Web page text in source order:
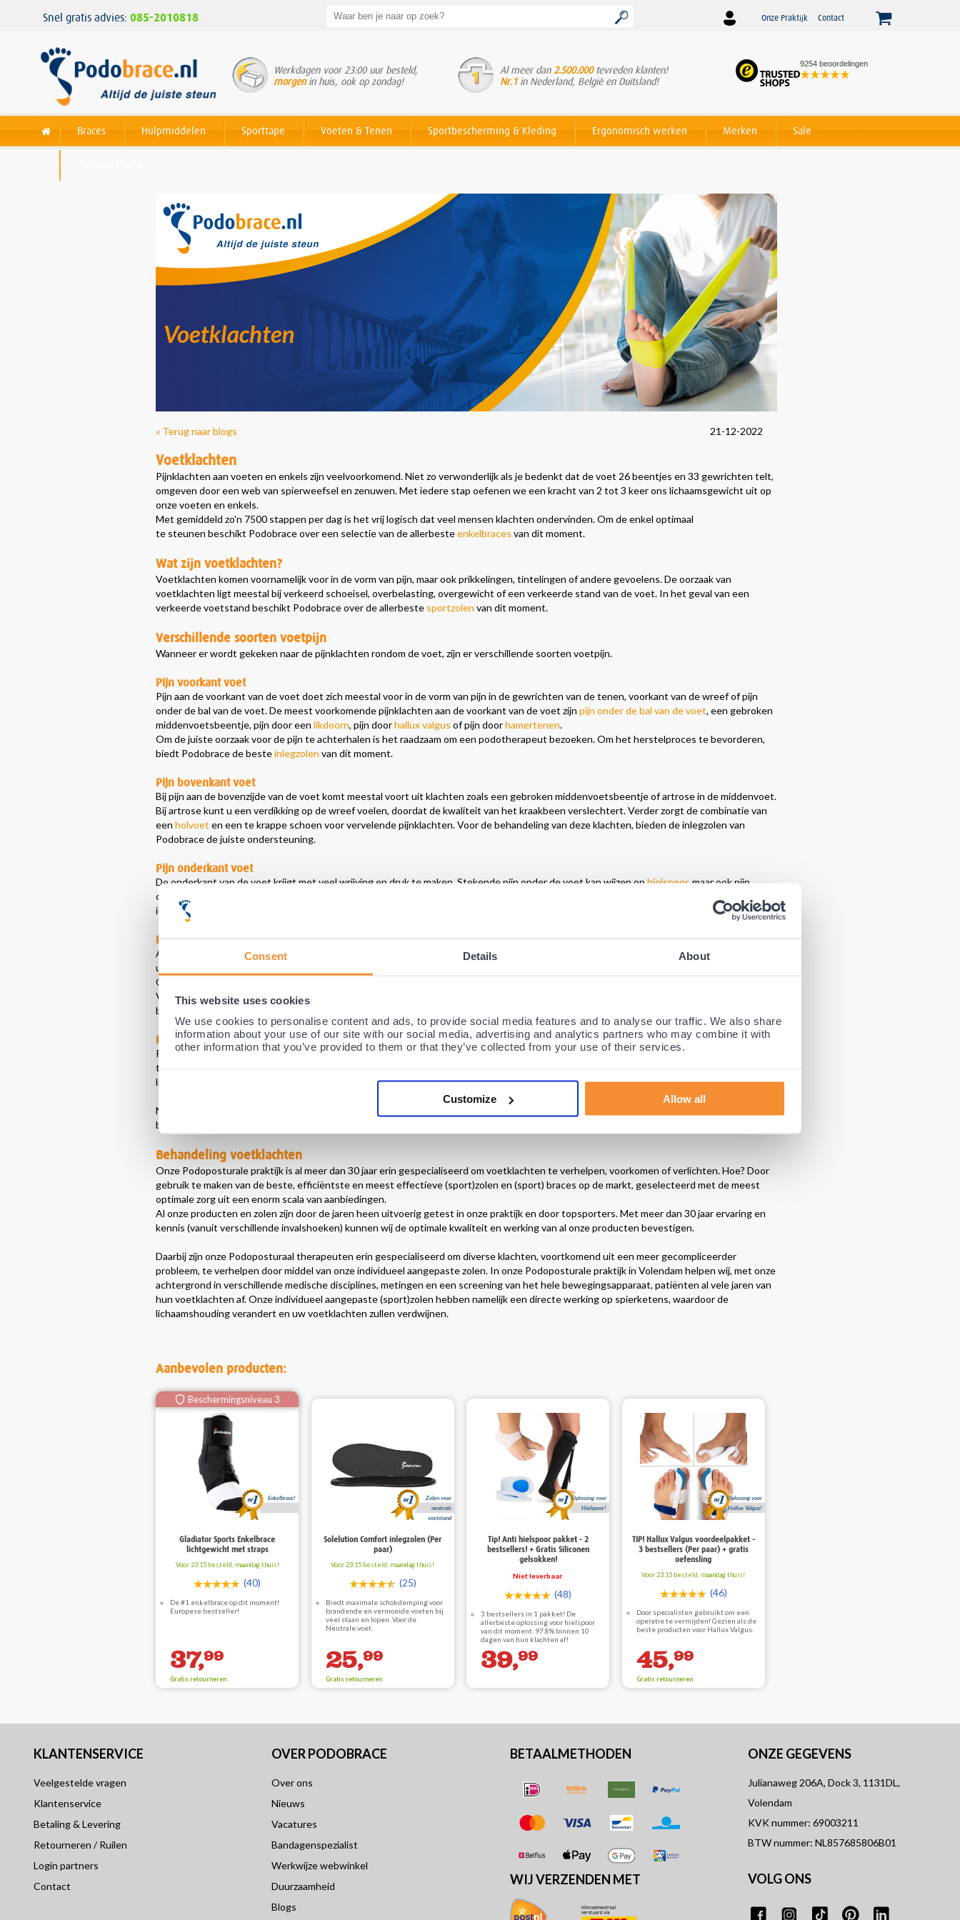
Consent Details About
This website uses cookies
We use cookies to personalise content and ads, to provide social media features and to analyse our traffic. We also share
information about your use of our site with our social media, advertising and analytics partners who may combine it with
other information that you’ve provided to them or that they’ve collected from your use of their services.
Customize Allow all
Snel gratis advies: 085-2010818 Onze Praktijk Contact
9254 beoordelingen
Werkdagen voor 23:00 uur besteld,
morgenin huis, ook op zondag!
Al meer dan 2.500.000tevreden klanten!
Nr.1in Nederland, België en Duitsland!
WinnaarBeslist Webshop
Award voor beste service!
Braces Hulpmiddelen Sporttape Voeten & Tenen Sportbescherming & Kleding Ergonomisch werken Merken Sale
« Terug naar blogs 21-12-2022
Voetklachten
Pijnklachten aan voeten en enkels zijn veelvoorkomend. Niet zo verwonderlijk als je bedenkt dat de voet 26 beentjes en 33 gewrichten telt,
omgeven door een web van spierweefsel en zenuwen. Met iedere stap oefenen we een kracht van 2 tot 3 keer ons lichaamsgewicht uit op
onze voeten en enkels.
Met gemiddeld zo'n 7500 stappen per dag is het vrij logisch dat veel mensen klachten ondervinden. Om de enkel optimaal
te steunen beschikt Podobrace over een selectie van de allerbesteenkelbraces van dit moment.
Wat zijn voetklachten?
Voetklachten komen voornamelijk voor in de vorm van pijn, maar ook prikkelingen, tintelingen of andere gevoelens. De oorzaak van
voetklachten ligt meestal bij verkeerd schoeisel, overbelasting, overgewicht of een verkeerde stand van de voet. In het geval van een
verkeerde voetstand beschikt Podobrace over de allerbeste sportzolen van dit moment.
Verschillende soorten voetpijn
Wanneer er wordt gekeken naar de pijnklachten rondom de voet, zijn er verschillende soorten voetpijn.
Pijn voorkant voet
Pijn aan de voorkant van de voet doet zich meestal voor in de vorm van pijn in de gewrichten van de tenen, voorkant van de wreef of pijn
onder de bal van de voet. De meest voorkomende pijnklachten aan de voorkant van de voet zijnpijn onder de bal van de voet, een gebroken
middenvoetsbeentje, pijn door eenlikdoorn, pijn doorhallux valgus of pijn doorhamertenen.
Om de juiste oorzaak voor de pijn te achterhalen is het raadzaam om een podotherapeut bezoeken. Om het herstelproces te bevorderen,
biedt Podobrace de besteinlegzolen van dit moment.
Pijn bovenkant voet
Bij pijn aan de bovenzijde van de voet komt meestal voort uit klachten zoals een gebroken middenvoetsbeentje of artrose in de middenvoet.
Bij artrose kunt u een verdikking op de wreef voelen, doordat de kwaliteit van het kraakbeen verslechtert. Verder zorgt de combinatie van
eenholvoet en een te krappe schoen voor vervelende pijnklachten. Voor de behandeling van deze klachten, bieden de inlegzolen van
Podobrace de juiste ondersteuning.
Pijn onderkant voet
De onderkant van de voet krijgt met veel wrijving en druk te maken. Stekende pijn onder de voet kan wijzen ophielspoor, maar ook pijn
onder het grote teengewricht kan pijnklachten veroorzaken. Voor de behandeling van deze klachten, biedt Podobrace de beste
inlegzolen van dit moment.
Pijn binnenkant voet
Aan de binnenkant van de voet komen veel verschillende pijnklachten voor. Zo kunt u last hebben van tintelingen, zwellingen of
uitstralende pijn. Veel voorkomende klachten aan de binnenkant van de voet zijn een hallux valgus, hielspoor of overbelasting.
Ook kunt u uitstralende pijn aan de binnenzijde van de enkel ervaren door het
Voor deze klachten biedt Podobrace de beste inlegzolen en enkelbraces. Daarnaast bieden wij de juiste ondersteuning voor hielspoor en de
beste
Pijn buitenkant voet
Pijn aan de buitenkant van de voet kan als vervelend worden ervaren, omdat dit deel van de voet regelmatig contact maakt met de schoen
tijdens het lopen. Dit zorgt voor druk en wrijving. Veel voorkomende klachten die zich aan de buitenkant van de voet bevinden zijn
likdoorns of een verharde knobbel aan de zijkant van de voet. Deze klachten kunnen verholpen worden met de inlegzolen van Podobrace.
Naast pijn in de voet, zijn er nog vele andere klachten die geen pijn doen, maar wel als vervelend kunnen worden ervaren. Zo kunt u
bijvoorbeeld ook last hebben van
Behandeling voetklachten
Onze Podoposturale praktijk is al meer dan 30 jaar erin gespecialiseerd om voetklachten te verhelpen, voorkomen of verlichten. Hoe? Door
gebruik te maken van de beste, efficiëntste en meest effectieve (sport)zolen en (sport) braces op de markt, geselecteerd met de meest
optimale zorg uit een enorm scala van aanbiedingen.
Al onze producten en zolen zijn door de jaren heen uitvoerig getest in onze praktijk en door topsporters. Met meer dan 30 jaar ervaring en
kennis (vanuit verschillende invalshoeken) kunnen wij de optimale kwaliteit en werking van al onze producten bevestigen.
Daarbij zijn onze Podoposturaal therapeuten erin gespecialiseerd om diverse klachten, voortkomend uit een meer gecompliceerder
probleem, te verhelpen door middel van onze individueel aangepaste zolen. In onze Podoposturale praktijk in Volendam helpen wij, met onze
achtergrond in verschillende medische disciplines, metingen en een screening van het hele bewegingsapparaat, patiënten al vele jaren van
hun voetklachten af. Onze individueel aangepaste (sport)zolen hebben namelijk een directe werking op spierketens, waardoor de
lichaamshouding verandert en uw voetklachten zullen verdwijnen.
Aanbevolen producten:
Beschermingsniveau 3
Enkelbrace!
Gladiator Sports Enkelbrace
lichtgewicht met straps
Voor 23:15 besteld, maandag thuis!
(40)
De #1 enkelbrace op dit moment!
Europese bestseller!
37,99
Gratis retourneren
Zolen voor
neutrale
voetstand
Solelution Comfort inlegzolen (Per
paar)
Voor 23:15 besteld, maandag thuis!
(25)
Biedt maximale schokdemping voor
brandende en vermoeide voeten bij
veel staan en lopen. Voor de
Neutrale voet.
25,99
Gratis retourneren
Oplossing voor
Hielspoor!
Tip! Anti hielspoor pakket - 2
bestsellers! + Gratis Siliconen
gelsokken!
Niet leverbaar.
(48)
3 bestsellers in 1 pakket! De
allerbeste oplossing voor hielspoor
van dit moment. 97.8% binnen 10
dagen van hun klachten af!
39,99
Oplossing voor
Hallux Valgus!
TIP! Hallux Valgus voordeelpakket -
3 bestsellers (Per paar) + gratis
oefensling
Voor 23:15 besteld, maandag thuis!
(46)
Door specialisten gebruikt om een
operatie te vermijden! Gezien als de
beste producten voor Hallux Valgus.
45,99
Gratis retourneren
KLANTENSERVICE
Veelgestelde vragen
Klantenservice
Betaling & Levering
Retourneren / Ruilen
Login partners
Contact
OVER PODOBRACE
Over ons
Nieuws
Vacatures
Bandagenspezialist
Werkwijze webwinkel
Duurzaamheid
Blogs
BETAALMETHODEN
WIJ VERZENDEN MET
ONZE GEGEVENS
Julianaweg 206A, Dock 3, 1131DL,
Volendam
KVK nummer: 69003211
BTW nummer: NL857685806B01
VOLG ONS